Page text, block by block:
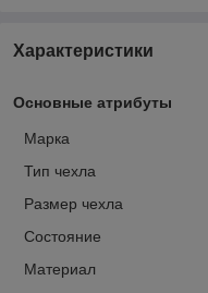
Характеристики
Основные атрибуты
Марка
Тип чехла
Размер чехла
Состояние
Материал